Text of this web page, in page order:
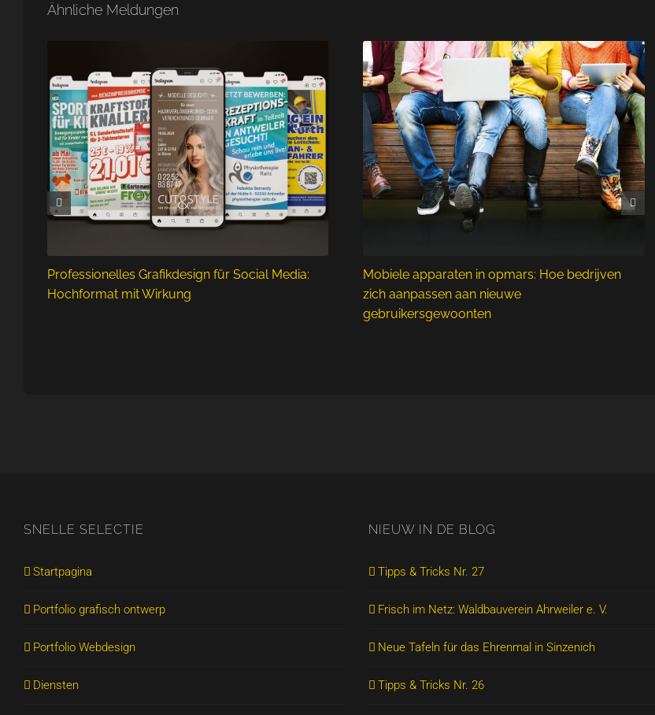
Ähnliche Meldungen
Professionelles Grafikdesign für Social Media:
Hochformat mit Wirkung
Mobiele apparaten in opmars: Hoe bedrijven
zich aanpassen aan nieuwe
gebruikersgewoonten
SNELLE SELECTIE
Startpagina
Portfolio grafisch ontwerp
Portfolio Webdesign
Diensten
NIEUW IN DE BLOG
Tipps & Tricks Nr. 27
Frisch im Netz: Waldbauverein Ahrweiler e. V.
Neue Tafeln für das Ehrenmal in Sinzenich
Tipps & Tricks Nr. 26